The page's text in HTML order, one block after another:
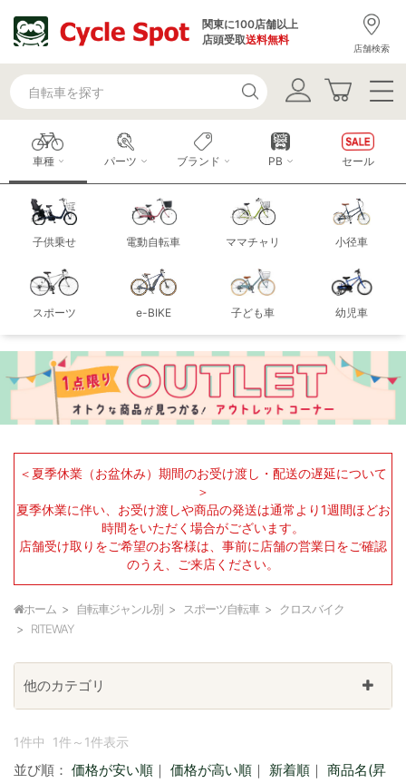
関東に100店舗以上
店頭受取送料無料
店舗検索
車種
子供乗せ 電動自転車 ママチャリ 小径車
スポーツ e-BIKE 子ども車 幼児車
パーツ ブランド PB セール
＜夏季休業（お盆休み）期間のお受け渡し・配送の遅延について
＞
夏季休業に伴い、お受け渡しや商品の発送は通常より1週間ほどお
時間をいただく場合がございます。
店舗受け取りをご希望のお客様は、事前に店舗の営業日をご確認
のうえ、ご来店ください。
ホーム 自転車ジャンル別 スポーツ自転車
クロスバイク
RITEWAY
1件中 1件～1件表示
並び順： 価格が安い順 ｜ 価格が高い順 ｜ 新着順 ｜ 商品名(昇
他のカテゴリ